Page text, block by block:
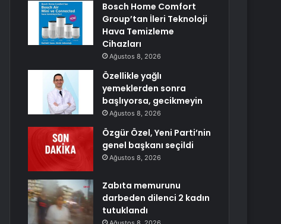
Bosch Home Comfort
Group’tan İleri Teknoloji
Hava Temizleme
Cihazları
Ağustos 8, 2026
Özellikle yağlı
yemeklerden sonra
başlıyorsa, gecikmeyin
Ağustos 8, 2026
Özgür Özel, Yeni Parti’nin
genel başkanı seçildi
Ağustos 8, 2026
Zabıta memurunu
darbeden dilenci 2 kadın
tutuklandı